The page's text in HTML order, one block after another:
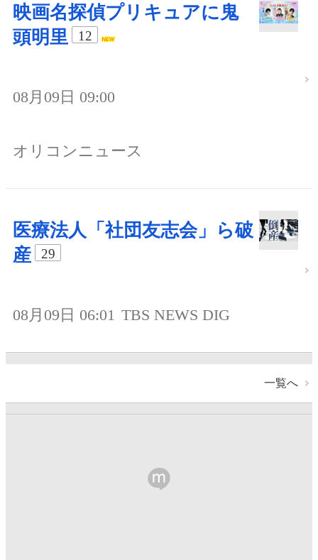
映画名探偵プリキュアに鬼
頭明里
12
08月09日 09:00
オリコンニュース
医療法人「社団友志会」ら破
産
29
08月09日 06:01 TBS NEWS DIG
一覧へ